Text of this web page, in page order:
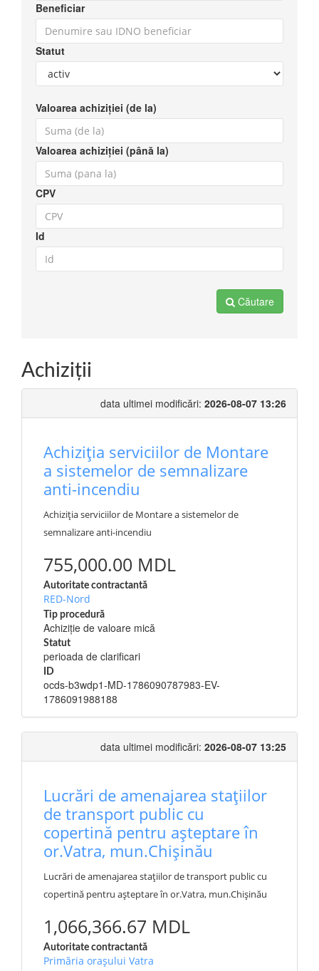
Beneficiar
Statut
Valoarea achiziției (de la)
Valoarea achiziției (până la)
CPV
Id
Căutare
Achiziţii
data ultimei modificări: 2026-08-07 13:26
Achiziția serviciilor de Montare
a sistemelor de semnalizare
anti-incendiu
Achiziția serviciilor de Montare a sistemelor de
semnalizare anti-incendiu
755,000.00 MDL
Autoritate contractantă
RED-Nord
Tip procedură
Achiziție de valoare mică
Statut
perioada de clarificari
ID
ocds-b3wdp1-MD-1786090787983-EV-
1786091988188
data ultimei modificări: 2026-08-07 13:25
Lucrări de amenajarea stațiilor
de transport public cu
copertină pentru așteptare în
or.Vatra, mun.Chișinău
Lucrări de amenajarea stațiilor de transport public cu
copertină pentru așteptare în or.Vatra, mun.Chișinău
1,066,366.67 MDL
Autoritate contractantă
Primăria orașului Vatra